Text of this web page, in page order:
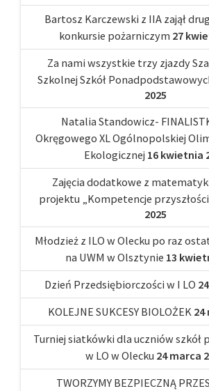
Bartosz Karczewski z IIA zajął
konkursie pożarniczym 27
Za nami wszystkie trzy zjazdy
Szkolnej Szkół
2025
Natalia Standowicz-
Okręgowego XL Ogólnopolskiej
Ekologicznej 16 kwietnia
Zajęcia dodatkowe z
projektu „Kompetencje
2025
Młodzież z ILO w Olecku po raz
na UWM w Olsztynie 13
Dzień Przedsiębiorczości w I LO
KOLEJNE SUKCESY BIOLOŻEK 24
Turniej siatkówki dla uczniów szkół
w LO w Olecku 24 marca
TWORZYMY BEZPIECZNĄ